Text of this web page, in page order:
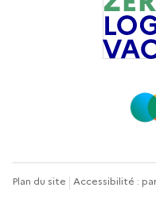
Plan du site Accessibilité :